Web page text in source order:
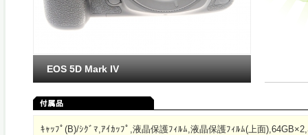
EOS 5D Mark IV
ｷｬｯﾌﾟ(B)/ｼｸﾞﾏ,ｱｲｶｯﾌﾟ,液晶保護ﾌｨﾙﾑ,液晶保護ﾌｨﾙﾑ(上面